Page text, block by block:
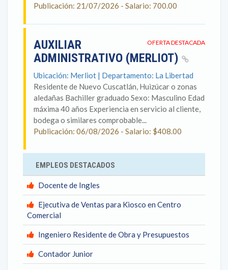
Publicación: 21/07/2026 - Salario: 700.00
OFERTA DESTACADA
AUXILIAR
ADMINISTRATIVO (MERLIOT)
Ubicación: Merliot | Departamento: La Libertad
Residente de Nuevo Cuscatlán, Huizúcar o zonas
aledañas Bachiller graduado Sexo: Masculino Edad
máxima 40 años Experiencia en servicio al cliente,
bodega o similares comprobable...
Publicación: 06/08/2026 - Salario: $408.00
EMPLEOS DESTACADOS
Docente de Ingles
Ejecutiva de Ventas para Kiosco en Centro
Comercial
Ingeniero Residente de Obra y Presupuestos
Contador Junior